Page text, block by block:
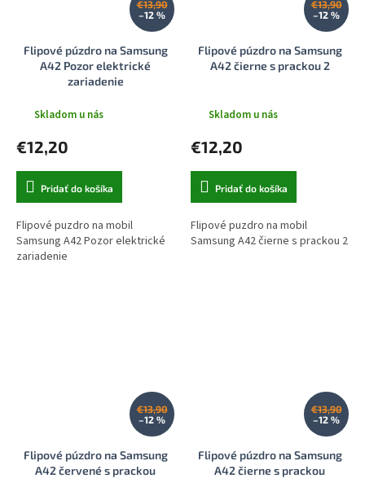
€13,90
–12 %
Flipové púzdro na Samsung
A42 Pozor elektrické
zariadenie
Skladom u nás
€12,20
Pridať do košíka
Flipové puzdro na mobil
Samsung A42 Pozor elektrické
zariadenie
€13,90
–12 %
Flipové púzdro na Samsung
A42 čierne s prackou 2
Skladom u nás
€12,20
Pridať do košíka
Flipové puzdro na mobil
Samsung A42 čierne s prackou 2
€13,90
–12 %
Flipové púzdro na Samsung
A42 červené s prackou
€13,90
–12 %
Flipové púzdro na Samsung
A42 čierne s prackou